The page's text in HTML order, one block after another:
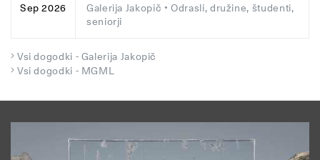
Sep 2026 Galerija Jakopič • Odrasli, družine, študenti,
seniorji
Vsi dogodki - Galerija Jakopič
Vsi dogodki - MGML